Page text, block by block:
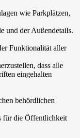
wie Parkplätzen,
und der Außendetails.
Funktionalität aller
dass alle
eingehalten
behördlichen
für die Öffentlichkeit